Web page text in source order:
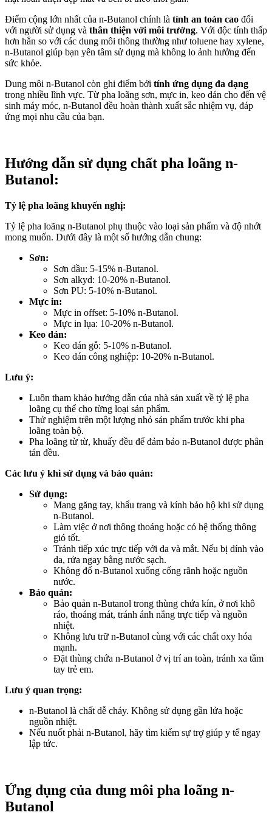
Điểm cộng lớn nhất của n-Butanol chính là tính an toàn cao đối
với người sử dụng và thân thiện với môi trường. Với độc tính thấp
hơn hẳn so với các dung môi thông thường như toluene hay xylene,
n-Butanol giúp bạn yên tâm sử dụng mà không lo ảnh hưởng đến
sức khỏe.
Dung môi n-Butanol còn ghi điểm bởi tính ứng dụng đa dạng
trong nhiều lĩnh vực. Từ pha loãng sơn, mực in, keo dán cho đến vệ
sinh máy móc, n-Butanol đều hoàn thành xuất sắc nhiệm vụ, đáp
ứng mọi nhu cầu của bạn.
Hướng dẫn sử dụng chất pha loãng n-
Butanol:
Tỷ lệ pha loãng khuyến nghị:
Tỷ lệ pha loãng n-Butanol phụ thuộc vào loại sản phẩm và độ nhớt
mong muốn. Dưới đây là một số hướng dẫn chung:
Sơn:
Sơn dầu: 5-15% n-Butanol.
Sơn alkyd: 10-20% n-Butanol.
Sơn PU: 5-10% n-Butanol.
Mực in:
Mực in offset: 5-10% n-Butanol.
Mực in lụa: 10-20% n-Butanol.
Keo dán:
Keo dán gỗ: 5-10% n-Butanol.
Keo dán công nghiệp: 10-20% n-Butanol.
Lưu ý:
Luôn tham khảo hướng dẫn của nhà sản xuất về tỷ lệ pha
loãng cụ thể cho từng loại sản phẩm.
Thử nghiệm trên một lượng nhỏ sản phẩm trước khi pha
loãng toàn bộ.
Pha loãng từ từ, khuấy đều để đảm bảo n-Butanol được phân
tán đều.
Các lưu ý khi sử dụng và bảo quản:
Sử dụng:
Mang găng tay, khẩu trang và kính bảo hộ khi sử dụng
n-Butanol.
Làm việc ở nơi thông thoáng hoặc có hệ thống thông
gió tốt.
Tránh tiếp xúc trực tiếp với da và mắt. Nếu bị dính vào
da, rửa ngay bằng nước sạch.
Không đổ n-Butanol xuống cống rãnh hoặc nguồn
nước.
Bảo quản:
Bảo quản n-Butanol trong thùng chứa kín, ở nơi khô
ráo, thoáng mát, tránh ánh nắng trực tiếp và nguồn
nhiệt.
Không lưu trữ n-Butanol cùng với các chất oxy hóa
mạnh.
Đặt thùng chứa n-Butanol ở vị trí an toàn, tránh xa tầm
tay trẻ em.
Lưu ý quan trọng:
n-Butanol là chất dễ cháy. Không sử dụng gần lửa hoặc
nguồn nhiệt.
Nếu nuốt phải n-Butanol, hãy tìm kiếm sự trợ giúp y tế ngay
lập tức.
Ứng dụng của dung môi pha loãng n-
Butanol